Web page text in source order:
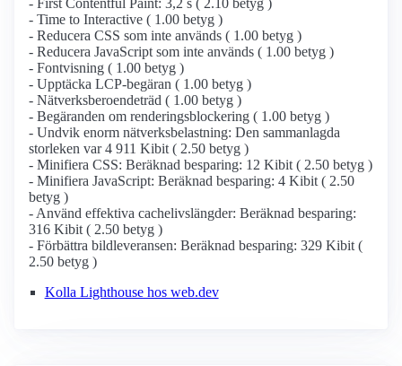
- First Contentful Paint: 3,2 s ( 2.10 betyg )
- Time to Interactive ( 1.00 betyg )
- Reducera CSS som inte används ( 1.00 betyg )
- Reducera JavaScript som inte används ( 1.00 betyg )
- Fontvisning ( 1.00 betyg )
- Upptäcka LCP-begäran ( 1.00 betyg )
- Nätverksberoendeträd ( 1.00 betyg )
- Begäranden om renderingsblockering ( 1.00 betyg )
- Undvik enorm nätverksbelastning: Den sammanlagda
storleken var 4 911 Kibit ( 2.50 betyg )
- Minifiera CSS: Beräknad besparing: 12 Kibit ( 2.50 betyg )
- Minifiera JavaScript: Beräknad besparing: 4 Kibit ( 2.50
betyg )
- Använd effektiva cachelivslängder: Beräknad besparing:
316 Kibit ( 2.50 betyg )
- Förbättra bildleveransen: Beräknad besparing: 329 Kibit (
2.50 betyg )
Kolla Lighthouse hos web.dev